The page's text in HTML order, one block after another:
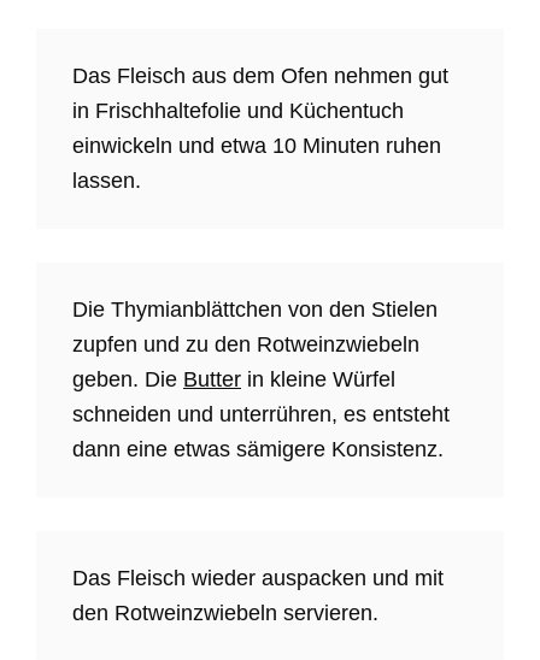
Das Fleisch aus dem Ofen nehmen gut
in Frischhaltefolie und Küchentuch
einwickeln und etwa 10 Minuten ruhen
lassen.
Die Thymianblättchen von den Stielen
zupfen und zu den Rotweinzwiebeln
geben. Die Butter in kleine Würfel
schneiden und unterrühren, es entsteht
dann eine etwas sämigere Konsistenz.
Das Fleisch wieder auspacken und mit
den Rotweinzwiebeln servieren.